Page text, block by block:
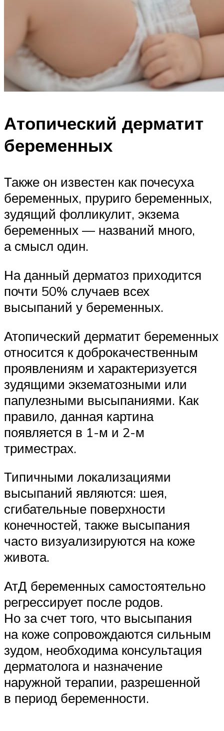
Атопический дерматит
беременных
Также он известен как почесуха
беременных, пруриго беременных,
зудящий фолликулит, экзема
беременных — названий много,
а смысл один.
На данный дерматоз приходится
почти 50% случаев всех
высыпаний у беременных.
Атопический дерматит беременных
относится к доброкачественным
проявлениям и характеризуется
зудящими экзематозными или
папулезными высыпаниями. Как
правило, данная картина
появляется в 1-м и 2-м
триместрах.
Типичными локализациями
высыпаний являются: шея,
сгибательные поверхности
конечностей, также высыпания
часто визуализируются на коже
живота.
АтД беременных самостоятельно
регрессирует после родов.
Но за счет того, что высыпания
на коже сопровождаются сильным
зудом, необходима консультация
дерматолога и назначение
наружной терапии, разрешенной
в период беременности.